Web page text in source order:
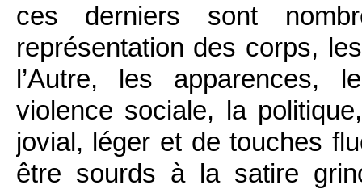
ces derniers sont
représentation des corps,
l’Autre, les apparences,
violence sociale, la
jovial, léger et de touches
être sourds à la satire